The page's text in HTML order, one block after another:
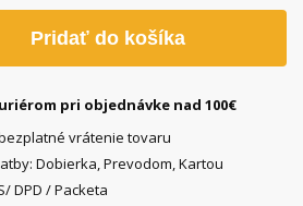
Pridať do košíka
pri objednávke nad 100€
vrátenie tovaru
Dobierka, Prevodom, Kartou
DPD / Packeta